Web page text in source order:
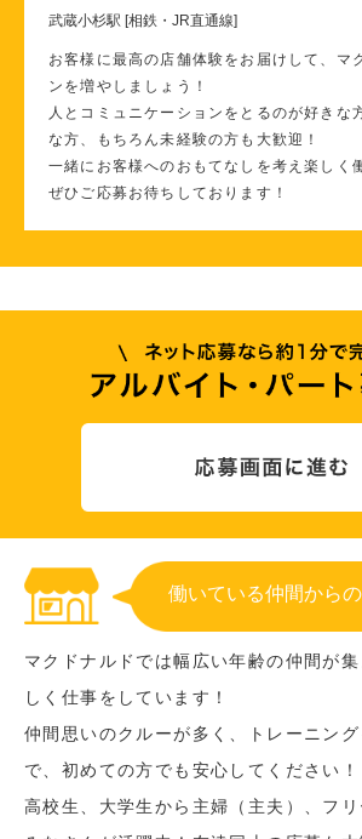
武蔵小杉駅 [相鉄・JR直通線]
お客様に最高の店舗体験をお届けして、マ
ンを増やしましょう！
人とコミュニケーションをとるのが好きな
な方、もちろん未経験の方も大歓迎！
一緒にお客様へのおもてなしを考え楽しく
ぜひご応募お待ちしております！
働いている仲間から
マクドナルドでは幅広い年齢の仲間が
しく仕事をしています！
仲間思いのクルーが多く、トレーニン
で、初めての方でも安心してください！
高校生、大学生から主婦（主夫）、フ